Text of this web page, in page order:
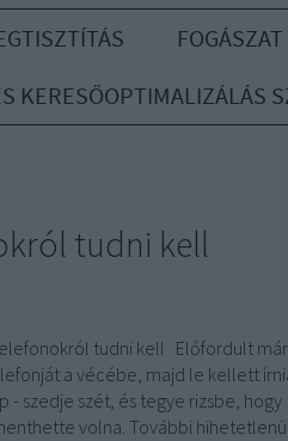
KERESŐOPTIMALIZÁLÁS
tudni kell
tudni kell Előfordult
a vécébe, majd le kellett
- szedje szét, és tegye rizsbe, hogy
volna. További